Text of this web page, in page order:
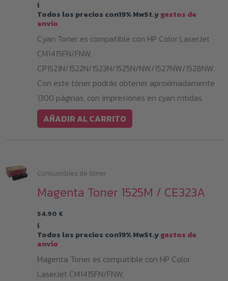
i
Todos los precios con19% MwSt.ygastos de
envío
Cyan Toner es compatible con HP Color LaserJet
CM1415FN/FNW,
CP1521N/1522N/1523N/1525N/NW/1527NW/1528NW.
Con este tóner podrás obtener aproximadamente
1300 páginas, con impresiones en cyan nítidas.
AÑADIR AL CARRITO
Consumibles de tóner
Magenta Toner 1525M / CE323A
54,90 €
i
Todos los precios con19% MwSt.ygastos de
envío
Magenta Toner es compatible con HP Color
LaserJet CM1415FN/FNW,